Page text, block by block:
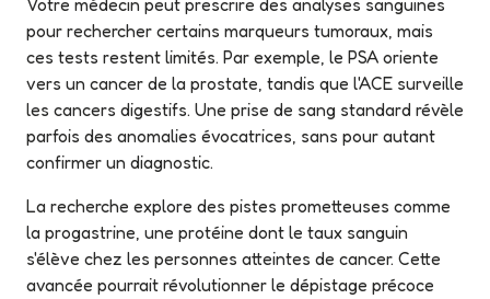
Votre médecin peut prescrire des analyses sanguines
pour rechercher certains marqueurs tumoraux, mais
ces tests restent limités. Par exemple, le PSA oriente
vers un cancer de la prostate, tandis que l'ACE surveille
les cancers digestifs. Une prise de sang standard révèle
parfois des anomalies évocatrices, sans pour autant
confirmer un diagnostic.
La recherche explore des pistes prometteuses comme
la progastrine, une protéine dont le taux sanguin
s'élève chez les personnes atteintes de cancer. Cette
avancée pourrait révolutionner le dépistage précoce